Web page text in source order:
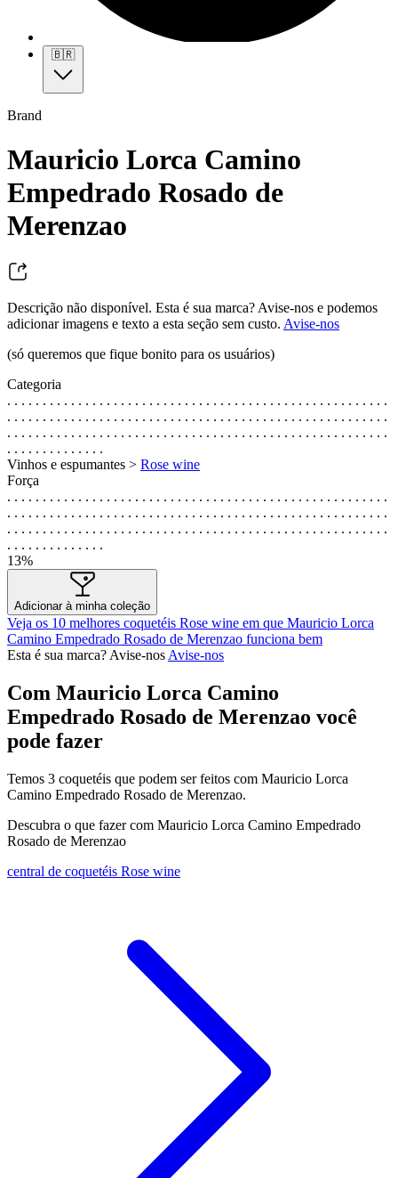
🇧🇷
Brand
Mauricio Lorca Camino
Empedrado Rosado de
Merenzao
Descrição não disponível. Esta é sua marca? Avise-nos e podemos
adicionar imagens e texto a esta seção sem custo. Avise-nos
(só queremos que fique bonito para os usuários)
Categoria
. . . . . . . . . . . . . . . . . . . . . . . . . . . . . . . . . . . . . . . . . . . . . . . . . . . . . .
. . . . . . . . . . . . . . . . . . . . . . . . . . . . . . . . . . . . . . . . . . . . . . . . . . . . . .
. . . . . . . . . . . . . . . . . . . . . . . . . . . . . . . . . . . . . . . . . . . . . . . . . . . . . .
. . . . . . . . . . . . . .
Vinhos e espumantes > Rose wine
Força
. . . . . . . . . . . . . . . . . . . . . . . . . . . . . . . . . . . . . . . . . . . . . . . . . . . . . .
. . . . . . . . . . . . . . . . . . . . . . . . . . . . . . . . . . . . . . . . . . . . . . . . . . . . . .
. . . . . . . . . . . . . . . . . . . . . . . . . . . . . . . . . . . . . . . . . . . . . . . . . . . . . .
. . . . . . . . . . . . . .
13%
Adicionar à minha coleção
Veja os 10 melhores coquetéis Rose wine em que Mauricio Lorca
Camino Empedrado Rosado de Merenzao funciona bem
Esta é sua marca? Avise-nos Avise-nos
Com Mauricio Lorca Camino
Empedrado Rosado de Merenzao você
pode fazer
Temos 3 coquetéis que podem ser feitos com Mauricio Lorca
Camino Empedrado Rosado de Merenzao.
Descubra o que fazer com Mauricio Lorca Camino Empedrado
Rosado de Merenzao
central de coquetéis Rose wine